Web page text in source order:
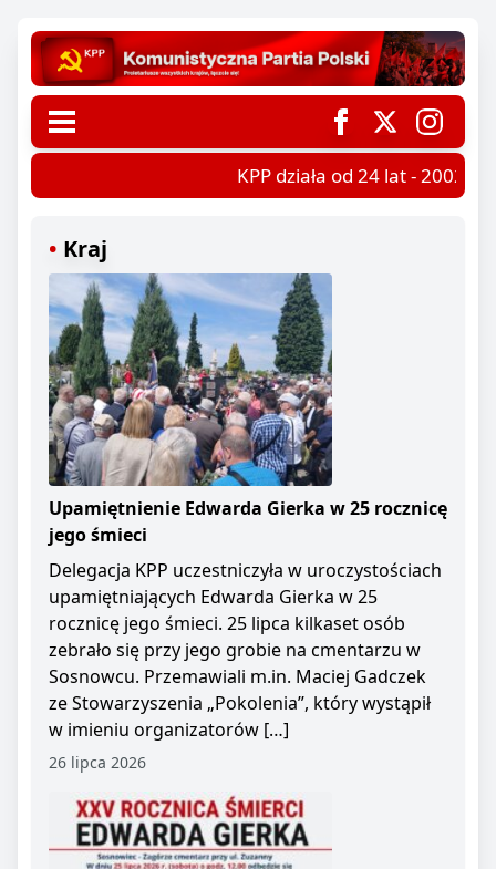
KPP działa od 24 lat - 2002-
Kraj
Upamiętnienie Edwarda Gierka w 25 rocznicę
jego śmieci
Delegacja KPP uczestniczyła w uroczystościach
upamiętniających Edwarda Gierka w 25
rocznicę jego śmieci. 25 lipca kilkaset osób
zebrało się przy jego grobie na cmentarzu w
Sosnowcu. Przemawiali m.in. Maciej Gadczek
ze Stowarzyszenia „Pokolenia”, który wystąpił
w imieniu organizatorów […]
26 lipca 2026